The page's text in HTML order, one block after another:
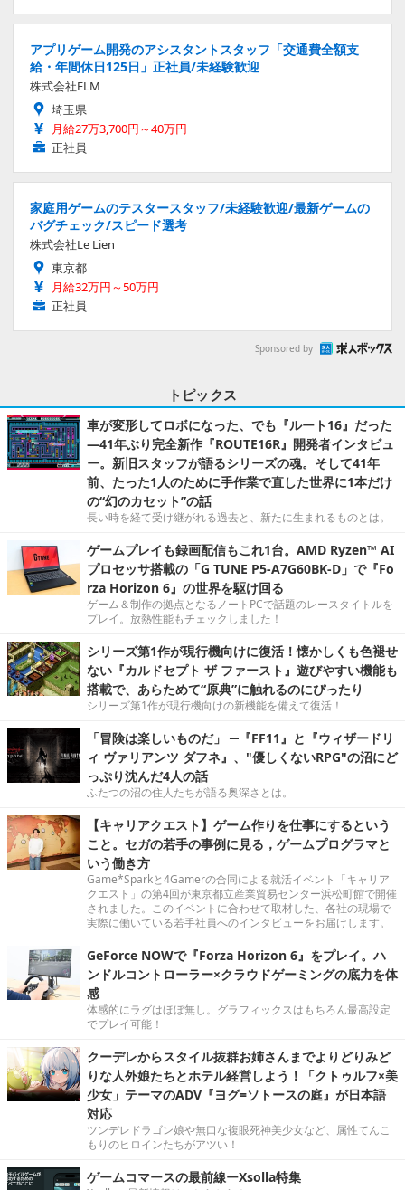
アプリゲーム開発のアシスタントスタッフ「交通費全額支
給・年間休日125日」正社員/未経験歓迎
株式会社ELM
埼玉県
月給27万3,700円～40万円
正社員
家庭用ゲームのテスタースタッフ/未経験歓迎/最新ゲームの
バグチェック/スピード選考
株式会社Le Lien
東京都
月給32万円～50万円
正社員
Sponsored by
トピックス
車が変形してロボになった、でも『ルート16』だった
―41年ぶり完全新作『ROUTE16R』開発者インタビュ
ー。新旧スタッフが語るシリーズの魂。そして41年
前、たった1人のために手作業で直した世界に1本だけ
の“幻のカセット”の話
長い時を経て受け継がれる過去と、新たに生まれるものとは。
ゲームプレイも録画配信もこれ1台。AMD Ryzen™ AI
プロセッサ搭載の「G TUNE P5-A7G60BK-D」で『Fo
rza Horizon 6』の世界を駆け回る
ゲーム＆制作の拠点となるノートPCで話題のレースタイトルを
プレイ。放熱性能もチェックしました！
シリーズ第1作が現行機向けに復活！懐かしくも色褪せ
ない『カルドセプト ザ ファースト』遊びやすい機能も
搭載で、あらためて“原典”に触れるのにぴったり
シリーズ第1作が現行機向けの新機能を備えて復活！
「冒険は楽しいものだ」 ─『FF11』と『ウィザードリ
ィ ヴァリアンツ ダフネ』、"優しくないRPG"の沼にど
っぷり沈んだ4人の話
ふたつの沼の住人たちが語る奥深さとは。
【キャリアクエスト】ゲーム作りを仕事にするという
こと。セガの若手の事例に見る，ゲームプログラマと
いう働き方
Game*Sparkと4Gamerの合同による就活イベント「キャリア
クエスト」の第4回が東京都立産業貿易センター浜松町館で開催
されました。このイベントに合わせて取材した、各社の現場で
実際に働いている若手社員へのインタビューをお届けします。
GeForce NOWで『Forza Horizon 6』をプレイ。ハ
ンドルコントローラー×クラウドゲーミングの底力を体
感
体感的にラグはほぼ無し。グラフィックスはもちろん最高設定
でプレイ可能！
クーデレからスタイル抜群お姉さんまでよりどりみど
りな人外娘たちとホテル経営しよう！「クトゥルフ×美
少女」テーマのADV『ヨグ=ソトースの庭』が日本語
対応
ツンデレドラゴン娘や無口な複眼死神美少女など、属性てんこ
もりのヒロインたちがアツい！
ゲームコマースの最前線ーXsolla特集